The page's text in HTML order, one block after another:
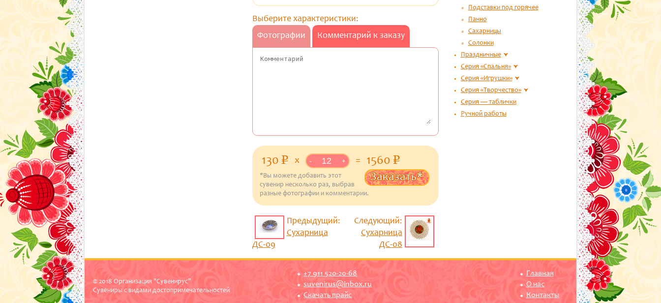
Подставки под горячее
Панно
Сахарницы
Солонки
Праздничные
Серия «Спальня»
Серия «Игрушки»
Серия «Творчество»
Серия — таблички
Ручной работы
Выберите характеристики:
Фотографии
Комментарий к заказу
130 p уб.
x - + = 1560 p
Заказать*
*Вы можете добавить этот
сувенир несколько раз, выбрав
разные фотографии и комментарии.
Предыдущий:
Сухарница
ДС-09
Следующий:
Сухарница
ДС-08
© 2018 Организация "Сувенирус"
Сувениры с видами достопримечательностей
+7 911 520-20-68
suvenirus@inbox.ru
Скачать прайс
Главная
О нас
Контакты